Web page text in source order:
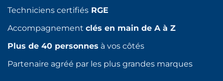
Techniciens certifiés RGE
Accompagnement clés en main de A à Z
Plus de 40 personnes à vos côtés
Partenaire agréé par les plus grandes marques